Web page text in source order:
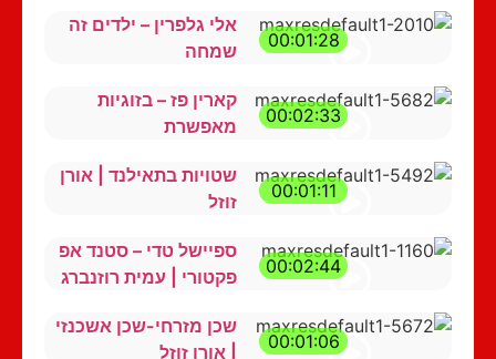
00:01:28
אלי גלפרין – ילדים זה
שמחה
00:02:33
קארין פז – בזוגיות
מאפשרת
00:01:11
שטויות בתאילנד | אורן
זוזל
00:02:44
ספיישל טדי – סטנד אפ
פקטורי | עמית רוזנברג
00:01:06
שכן מזרחי-שכן אשכנזי
| אורן זוזל